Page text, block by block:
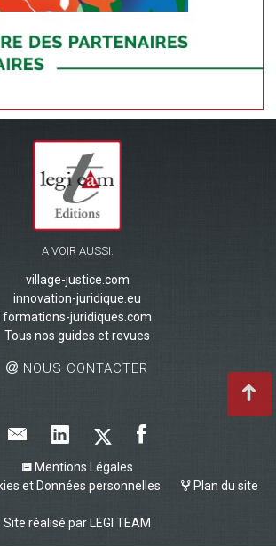
A VOIR AUSSI:
village-justice.com
innovation-juridique.eu
formations-juridiques.com
Tous nos guides et revues
NOUS CONTACTER
Mentions Légales
et Données personnelles
Plan du site
Site réalisé par LEGI TEAM